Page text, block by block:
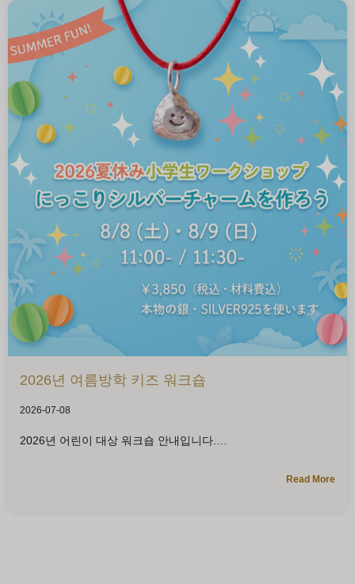
2026년 여름방학 키즈 워크숍
2026-07-08
2026년 어린이 대상 워크숍 안내입니다.
Read More